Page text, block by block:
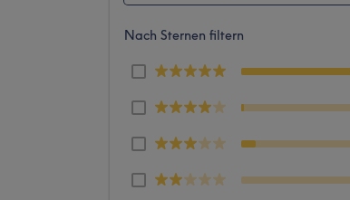
Nach Sternen filtern